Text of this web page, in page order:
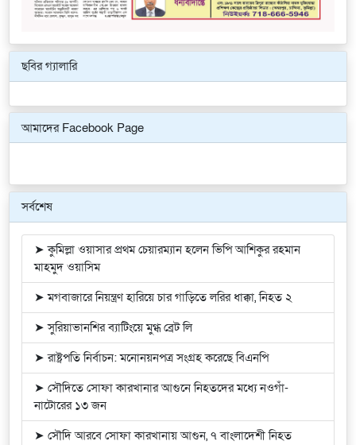
ছবির গ্যালারি
আমাদের Facebook Page
সর্বশেষ
➤ কুমিল্লা ওয়াসার প্রথম চেয়ারম্যান হলেন ভিপি আশিকুর রহমান
মাহমুদ ওয়াসিম
➤ মগবাজারে নিয়ন্ত্রণ হারিয়ে চার গাড়িতে লরির ধাক্কা, নিহত ২
➤ সুরিয়াভানশির ব্যাটিংয়ে মুগ্ধ ব্রেট লি
➤ রাষ্ট্রপতি নির্বাচন: মনোনয়নপত্র সংগ্রহ করেছে বিএনপি
➤ সৌদিতে সোফা কারখানার আগুনে নিহতদের মধ্যে নওগাঁ-
নাটোরের ১৩ জন
➤ সৌদি আরবে সোফা কারখানায় আগুন, ৭ বাংলাদেশী নিহত